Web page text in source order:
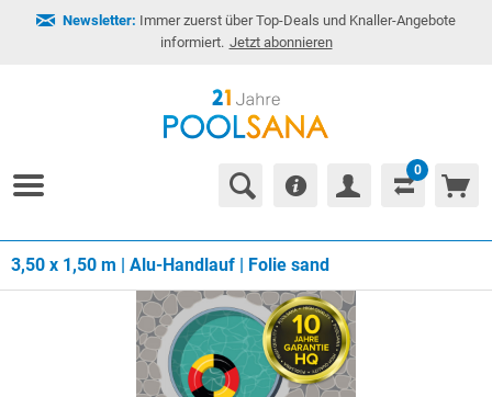
Newsletter: Immer zuerst über Top-Deals und Knaller-Angebote
informiert. Jetzt abonnieren
0
3,50 x 1,50 m | Alu-Handlauf | Folie sand